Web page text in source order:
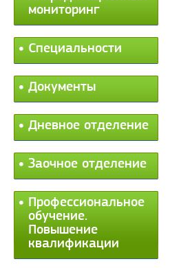
мониторинг
Специальности
Документы
Дневное отделение
Заочное отделение
Профессиональное
обучение.
Повышение
квалификации